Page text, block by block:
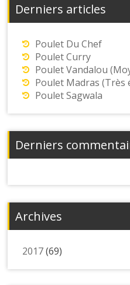
Derniers articles
Poulet Du Chef
Poulet Curry
Poulet Vandalou
Poulet Madras (Très
Poulet Sagwala
Derniers
Archives
2017(69)